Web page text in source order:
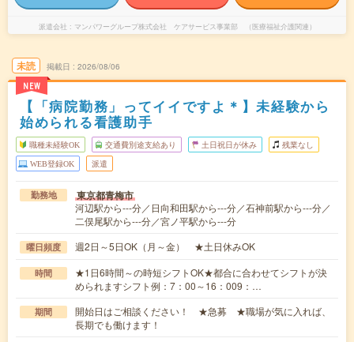
派遣会社 マンパワーグループ株式会社 ケアサービス事業部 （医療福祉介護関連）
未読
NEW
掲載日 2026/08/06
【「病院勤務」ってイイですよ＊】未経験から
始められる看護助手
職種未経験OK 交通費別途支給あり 土日祝日が休み 残業なし
WEB登録OK 派遣
勤務地 東京都青梅市
河辺駅から---分／日向和田駅から---分／石神前駅から---分／
二俣尾駅から---分／宮ノ平駅から---分
曜日頻度 週2日～5日OK（月～金） ★土日休みOK
時間
★1日6時間～の時短シフトOK★都合に合わせてシフトが決
められますシフト例：7：00～16：009：…
期間
開始日はご相談ください！ ★急募 ★職場が気に入れば、
長期でも働けます！